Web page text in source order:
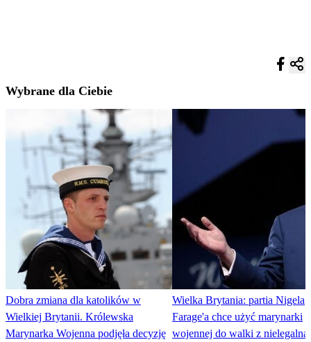
Wybrane dla Ciebie
Dobra zmiana dla katolików w
Wielkiej Brytanii. Królewska
Marynarka Wojenna podjęła decyzję
Wielka Brytania: partia Nigela
Farage'a chce użyć marynarki
wojennej do walki z nielegalną